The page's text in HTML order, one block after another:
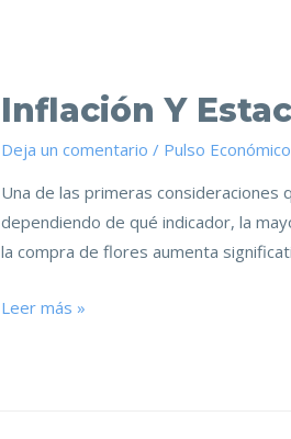
Inflación Y
Deja un comentario / Pulso
Una de las primeras consideraciones
dependiendo de qué indicador, la
la compra de flores aumenta
Leer más »